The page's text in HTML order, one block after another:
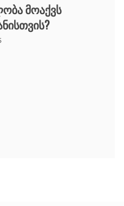
მოაქვს